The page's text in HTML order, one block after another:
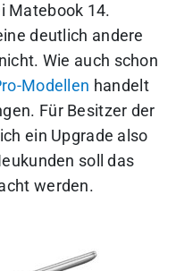
Matebook 14.
deutlich andere
Wie auch schon
Modellen handelt
Für Besitzer der
ein Upgrade also
soll das
werden.